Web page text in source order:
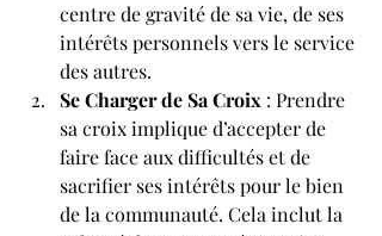
centre de gravité de sa vie, de ses
intérêts personnels vers le service
des autres.
Se Charger de Sa Croix : Prendre
sa croix implique d’accepter de
faire face aux difficultés et de
sacrifier ses intérêts pour le bien
de la communauté. Cela inclut la